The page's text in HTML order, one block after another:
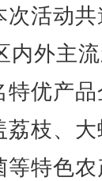
活动共
内外主
特优产
荔枝、
等特色